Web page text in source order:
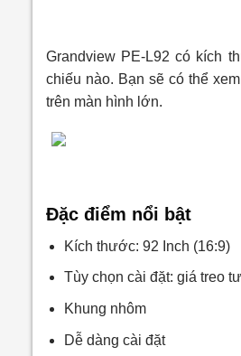
Grandview PE-L92 có kích
chiếu nào. Bạn sẽ có thể
trên màn hình lớn.
Đặc điểm nổi bật
Kích thước: 92 Inch (16:9)
Tùy chọn cài đặt: giá treo
Khung nhôm
Dễ dàng cài đặt